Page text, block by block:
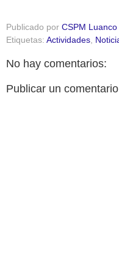
Publicado por CSPM Luanco
Etiquetas: Actividades
No hay comentarios:
Publicar un comentario